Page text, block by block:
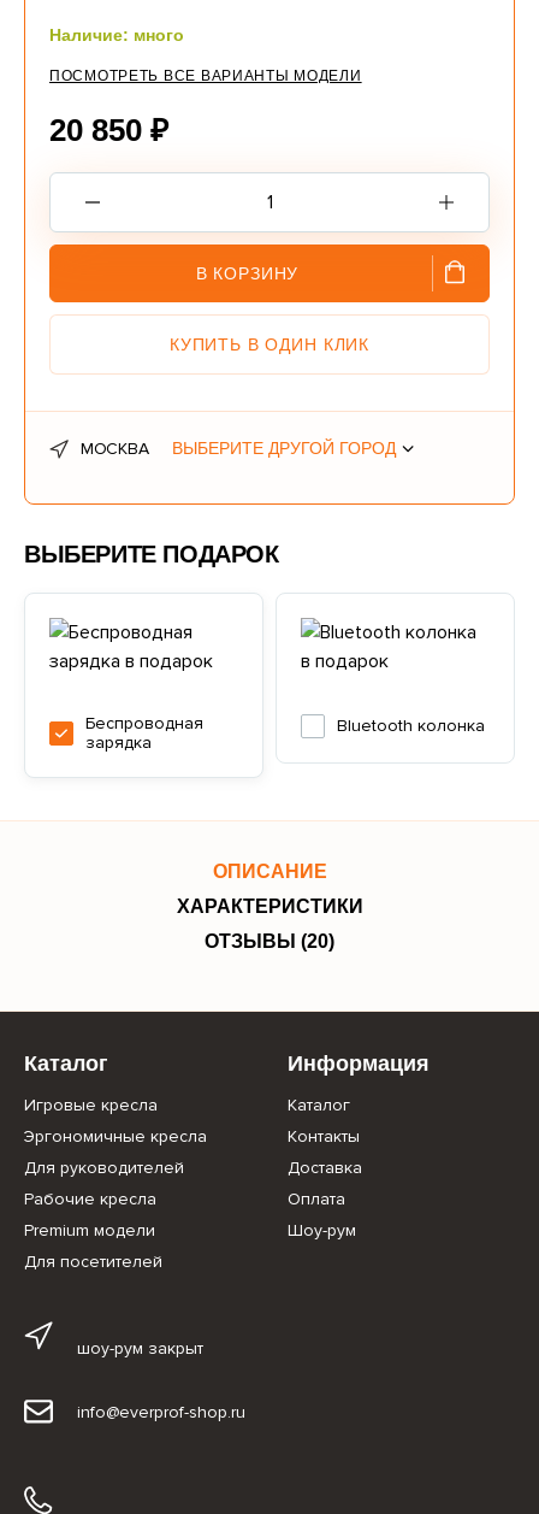
Наличие: много
ПОСМОТРЕТЬ ВСЕ ВАРИАНТЫ МОДЕЛИ
20 850 ₽
В КОРЗИНУ
КУПИТЬ В ОДИН КЛИК
МОСКВА ВЫБЕРИТЕ ДРУГОЙ ГОРОД
ВЫБЕРИТЕ ПОДАРОК
Беспроводная
зарядка
Bluetooth колонка
ОПИСАНИЕ
ХАРАКТЕРИСТИКИ
ОТЗЫВЫ (20)
Каталог
Игровые кресла
Эргономичные кресла
Для руководителей
Рабочие кресла
Premium модели
Для посетителей
Информация
Каталог
Контакты
Доставка
Оплата
Шоу-рум
шоу-рум закрыт
info@everprof-shop.ru